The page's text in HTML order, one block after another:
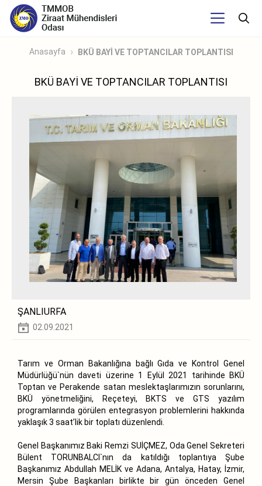
Anasayfa BKÜ BAYİ VE TOPTANCILAR TOPLANTISI
BKÜ BAYİ VE TOPTANCILAR TOPLANTISI
ŞANLIURFA
02.09.2021
Tarım ve Orman Bakanlığına bağlı Gıda ve Kontrol Genel
Müdürlüğü`nün daveti üzerine 1 Eylül 2021 tarihinde BKÜ
Toptan ve Perakende satan meslektaşlarımızın sorunlarını,
BKÜ yönetmeliğini, Reçeteyi, BKTS ve GTS yazılım
programlarında görülen entegrasyon problemlerini hakkında
yaklaşık 3 saat’lik bir toplatı düzenlendi.
Genel Başkanımız Baki Remzi SUİÇMEZ, Oda Genel Sekreteri
Bülent TORUNBALCI`nın da katıldığı toplantıya Şube
Başkanımız Abdullah MELİK ve Adana, Antalya, Hatay, İzmir,
Mersin Şube Başkanları birlikte bir gün önceden Genel